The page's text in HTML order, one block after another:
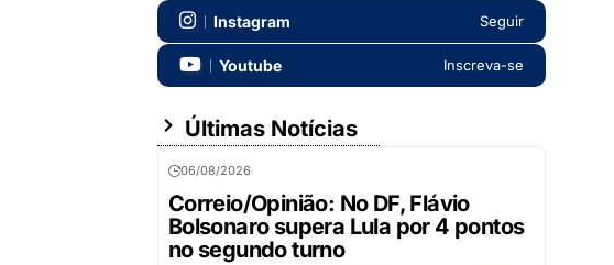
Instagram Seguir
Youtube Inscreva-se
Últimas Notícias
06/08/2026
Correio/Opinião: No DF, Flávio
Bolsonaro supera Lula por 4 pontos
no segundo turno